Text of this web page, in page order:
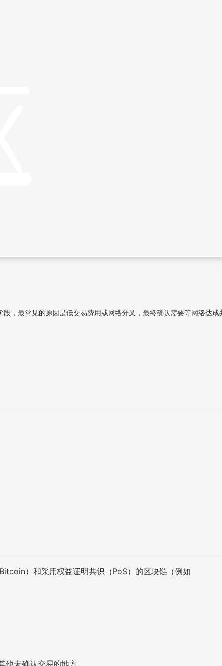
，最常见的原因是低交易费用或网络分叉，最终确认需要等网络达成
）和采用权益证明共识（PoS）的区块链（例如
未确认交易的地方。